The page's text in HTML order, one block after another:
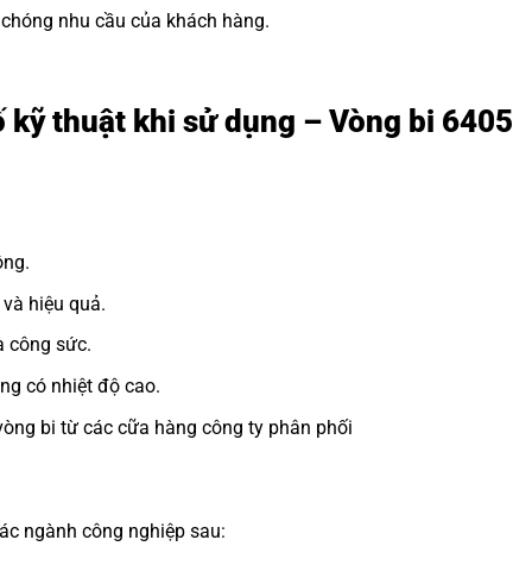
nhu cầu của khách hàng.
thuật khi sử dụng – Vòng bi 6405
hiệu quả.
công sức.
có nhiệt độ cao.
bi từ các cữa hàng công ty phân phối
ngành công nghiệp sau: